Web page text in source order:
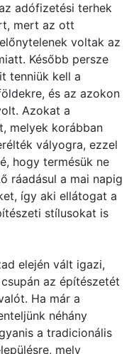
adófizetési terhek
mert az ott
voltak az
Később persze
tenniük kell a
és az azokon
Azokat a
melyek korábban
vályogra, ezzel
hogy termésük ne
ráadásul a mai napig
így aki ellátogat a
stílusokat is
elején vált igazi,
az építészetét
Ha már a
néhány
a tradicionális
mely